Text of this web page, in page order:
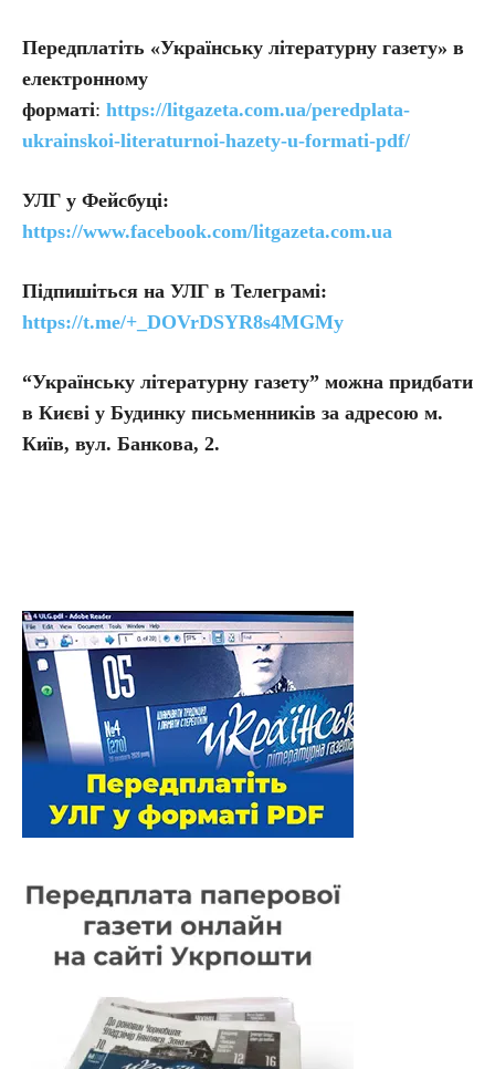
Передплатіть «Українську літературну газету» в
електронному
форматі: https://litgazeta.com.ua/peredplata-
ukrainskoi-literaturnoi-hazety-u-formati-pdf/
УЛГ у Фейсбуці:
https://www.facebook.com/litgazeta.com.ua
Підпишіться на УЛГ в Телеграмі:
https://t.me/+_DOVrDSYR8s4MGMy
“Українську літературну газету” можна придбати
в Києві у Будинку письменників за адресою м.
Київ, вул. Банкова, 2.